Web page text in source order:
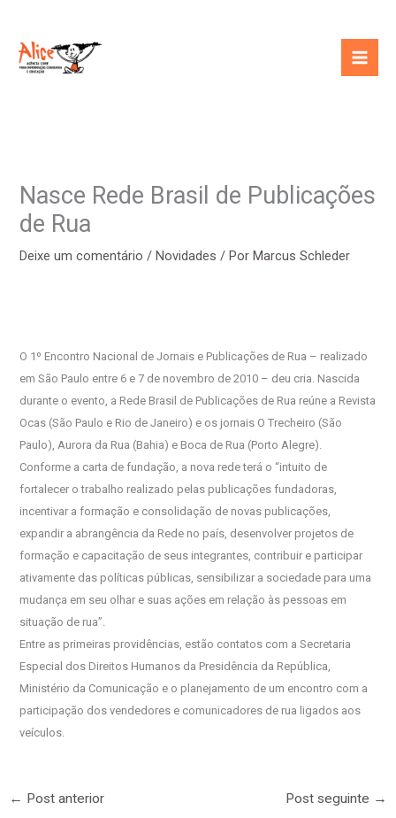
conteúdo
Nasce Rede Brasil de Publicações
de Rua
Deixe um comentário /Novidades / PorMarcus Schleder
O 1º Encontro Nacional de Jornais e Publicações de Rua – realizado
em São Paulo entre 6 e 7 de novembro de 2010 – deu cria. Nascida
durante o evento, a Rede Brasil de Publicações de Rua reúne a Revista
Ocas (São Paulo e Rio de Janeiro) e os jornais O Trecheiro (São
Paulo), Aurora da Rua (Bahia) e Boca de Rua (Porto Alegre).
Conforme a carta de fundação, a nova rede terá o “intuito de
fortalecer o trabalho realizado pelas publicações fundadoras,
incentivar a formação e consolidação de novas publicações,
expandir a abrangência da Rede no país, desenvolver projetos de
formação e capacitação de seus integrantes, contribuir e participar
ativamente das políticas públicas, sensibilizar a sociedade para uma
mudança em seu olhar e suas ações em relação às pessoas em
situação de rua”.
Entre as primeiras providências, estão contatos com a Secretaria
Especial dos Direitos Humanos da Presidência da República,
Ministério da Comunicação e o planejamento de um encontro com a
participação dos vendedores e comunicadores de rua ligados aos
veículos.
← Post anterior Post seguinte →